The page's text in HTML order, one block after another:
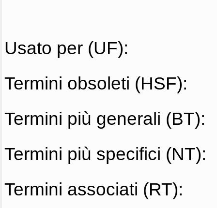
Usato per (UF):
Termini obsoleti (HSF):
Termini più generali (BT):
Termini più specifici (NT):
Termini associati (RT):